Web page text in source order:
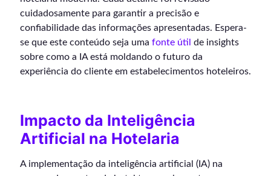
cuidadosamente para garantir a precisão e
confiabilidade das informações apresentadas. Espera-
se que este conteúdo seja uma fonte útil de insights
sobre como a IA está moldando o futuro da
experiência do cliente em estabelecimentos hoteleiros.
Impacto da Inteligência
Artificial na Hotelaria
A implementação da inteligência artificial (IA) na